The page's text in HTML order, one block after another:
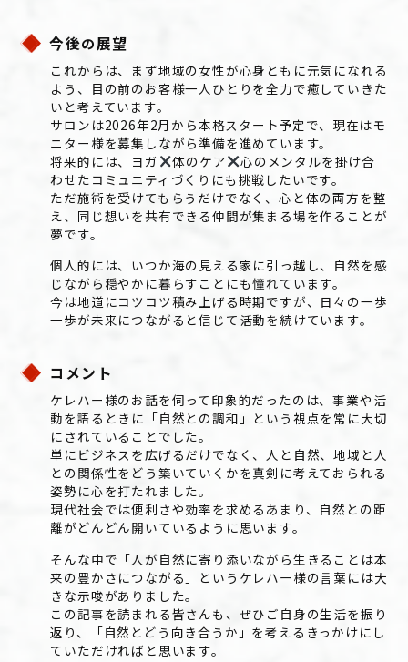
今後の展望
これからは、まず地域の女性が心身ともに元気になれる
よう、目の前のお客様一人ひとりを全力で癒していきた
いと考えています。
サロンは2026年2月から本格スタート予定で、現在はモ
ニター様を募集しながら準備を進めています。
将来的には、ヨガ
体のケア
心のメンタルを掛け合
わせたコミュニティづくりにも挑戦したいです。
ただ施術を受けてもらうだけでなく、心と体の両方を整
え、同じ想いを共有できる仲間が集まる場を作ることが
夢です。
個人的には、いつか海の見える家に引っ越し、自然を感
じながら穏やかに暮らすことにも憧れています。
今は地道にコツコツ積み上げる時期ですが、日々の一歩
一歩が未来につながると信じて活動を続けています。
コメント
ケレハー様のお話を伺って印象的だったのは、事業や活
動を語るときに「自然との調和」という視点を常に大切
にされていることでした。
単にビジネスを広げるだけでなく、人と自然、地域と人
との関係性をどう築いていくかを真剣に考えておられる
姿勢に心を打たれました。
現代社会では便利さや効率を求めるあまり、自然との距
離がどんどん開いているように思います。
そんな中で「人が自然に寄り添いながら生きることは本
来の豊かさにつながる」というケレハー様の言葉には大
きな示唆がありました。
この記事を読まれる皆さんも、ぜひご自身の生活を振り
返り、「自然とどう向き合うか」を考えるきっかけにし
ていただければと思います。